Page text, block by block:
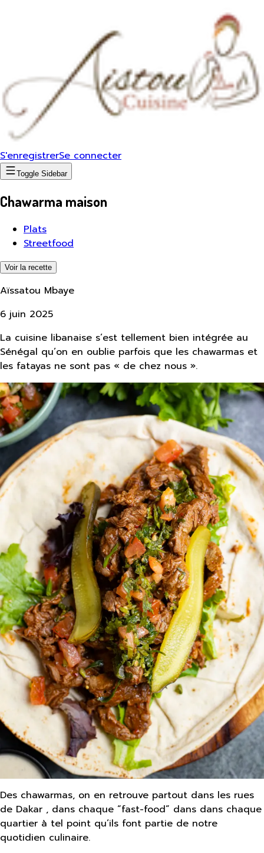
S'enregistrerSe connecter
Toggle Sidebar
Chawarma maison
Plats
Streetfood
Voir la recette
Aïssatou Mbaye
6 juin 2025
La cuisine libanaise s’est tellement bien intégrée au
Sénégal qu’on en oublie parfois que les chawarmas et
les fatayas ne sont pas « de chez nous ».
Des chawarmas, on en retrouve partout dans les rues
de Dakar , dans chaque “fast-food” dans dans chaque
quartier à tel point qu’ils font partie de notre
quotidien culinaire.